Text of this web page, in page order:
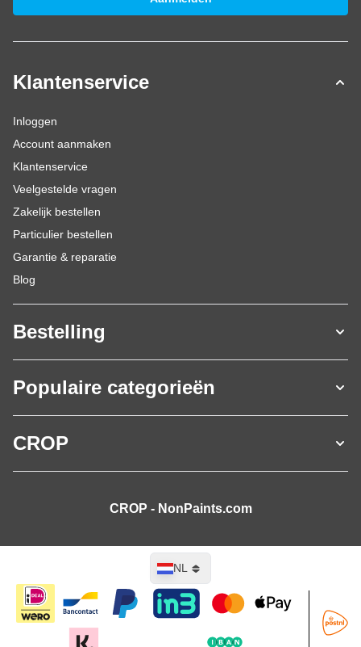
Klantenservice
Inloggen
Account aanmaken
Klantenservice
Veelgestelde vragen
Zakelijk bestellen
Particulier bestellen
Garantie & reparatie
Blog
Bestelling
Populaire categorieën
CROP
CROP - NonPaints.com
NL